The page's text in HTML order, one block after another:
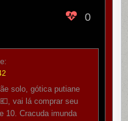
0
solo, gótica putiane
vai lá comprar seu
10. Cracuda imunda